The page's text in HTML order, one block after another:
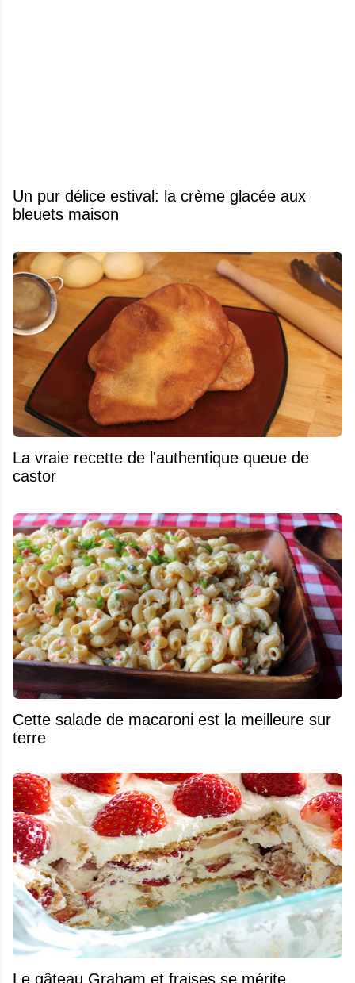
Un pur délice estival: la crème glacée aux
bleuets maison
La vraie recette de l'authentique queue de
castor
Cette salade de macaroni est la meilleure sur
terre
Le gâteau Graham et fraises se mérite